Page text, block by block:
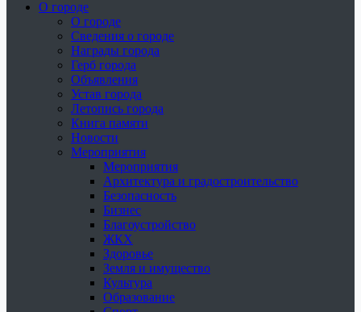
О городе
О городе
Сведения о городе
Награды города
Герб города
Объявления
Устав города
Летопись города
Книга памяти
Новости
Мероприятия
Мероприятия
Архитектура и градостроительство
Безопасность
Бизнес
Благоустройство
ЖКХ
Здоровье
Земля и имущество
Культура
Образование